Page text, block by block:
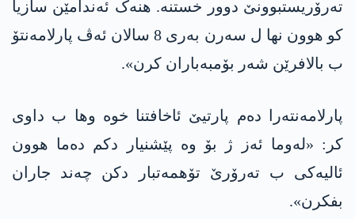
تەرۆریستبوونێ دوور خستنە. هنەک ئەندامێن سازیا
کو هوون نها ل سەرن بەری 8 سالان ئەڤ پارلامەنتۆ
ب بالافرێن شەر بۆمبەباران کرن».
پارلامەنتەرا دەم پارتیێ ئاخافتنا خوه‌ وها ب داوی
كر: «له‌وما ئەز ژ بۆ وە پێشنیار دکم دەما هوون
ئالیەکی ب تەرۆرێ تۆهمەتبار دکن چەند جاران
بفکرن».